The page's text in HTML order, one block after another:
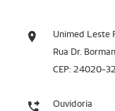
Unimed Leste
Rua Dr.
CEP: 24020-
Ouvidoria